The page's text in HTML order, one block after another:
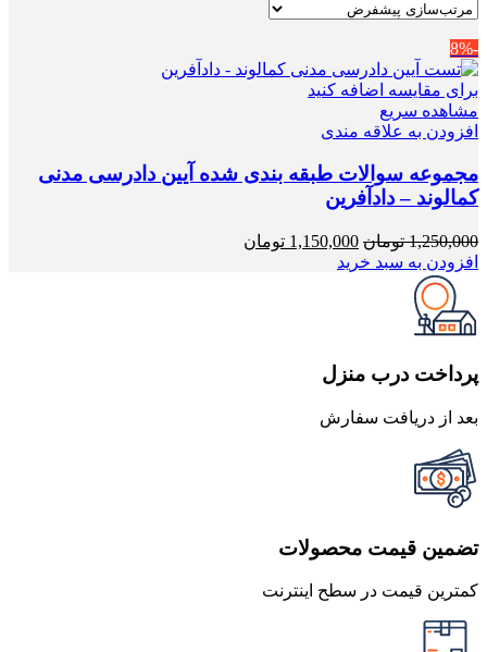
-8%
برای مقایسه اضافه کنید
مشاهده سریع
افزودن به علاقه مندی
مجموعه سوالات طبقه بندی شده آیین دادرسی مدنی
کمالوند – دادآفرین
1,250,000 تومان قیمت
اصلی
1,150,000 تومان
افزودن به سبد خرید
پرداخت درب منزل
بعد از دریافت سفارش
تضمین قیمت محصولات
کمترین قیمت در سطح اینترنت